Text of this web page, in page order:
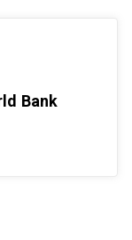
Bank